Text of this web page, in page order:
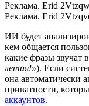
Реклама. Erid
Реклама. Erid
ИИ будет
кем общается
какие фразы звучат
летия!»). Если
она автоматически
приватности,
аккаунтов.